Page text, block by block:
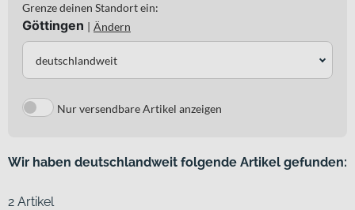
Grenze deinen Standort ein:
Göttingen | Ändern
deutschlandweit
Nur versendbare Artikel anzeigen
Wir haben deutschlandweit folgende Artikel gefunden:
2 Artikel